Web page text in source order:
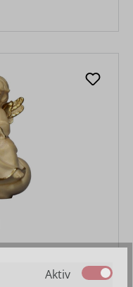
Aktiv